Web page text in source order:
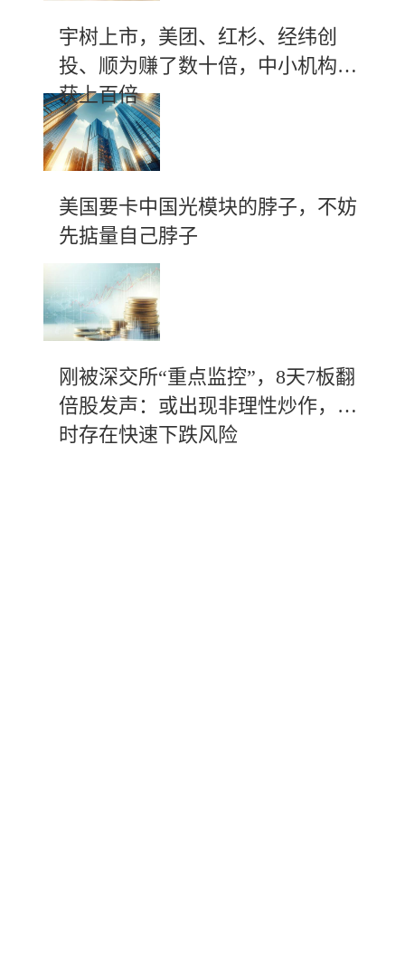
宇树上市，美团、红杉、经纬创
投、顺为赚了数十倍，中小机构斩
获上百倍
美国要卡中国光模块的脖子，不妨
先掂量自己脖子
刚被深交所“重点监控”，8天7板翻
倍股发声：或出现非理性炒作，随
时存在快速下跌风险